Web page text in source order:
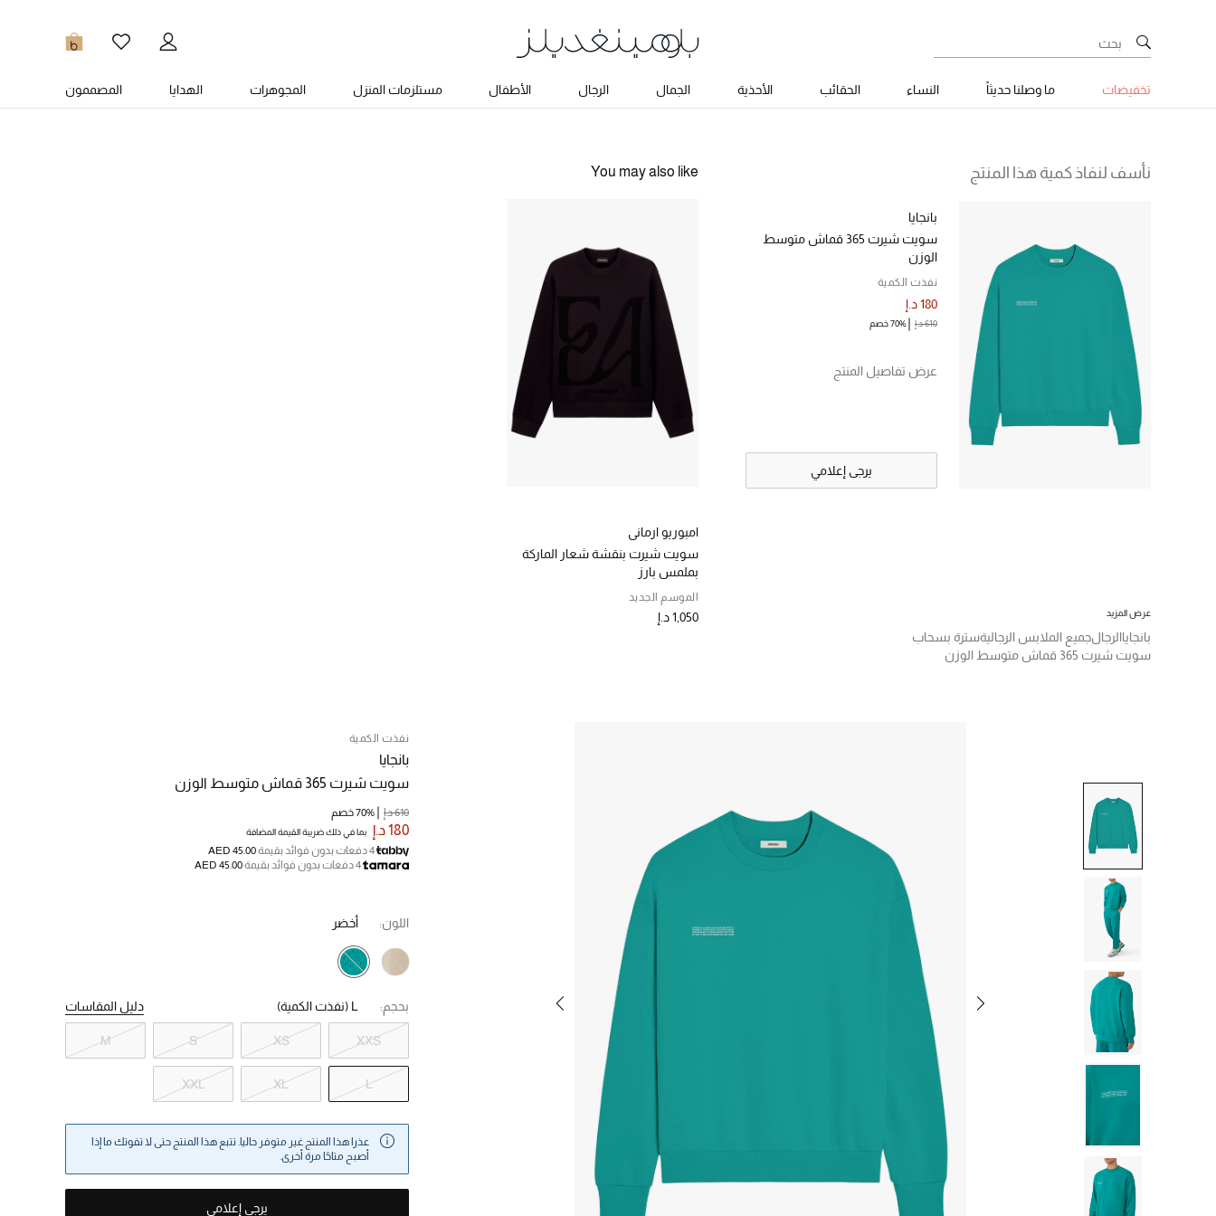
0
تخفيضات ما وصلنا حديثاً النساء الحقائب الأحذية الجمال الرجال الأطفال مستلزمات المنزل المجوهرات الهدايا المصممون
نأسف لنفاذ كمية هذا المنتج
بانجايا
سويت شيرت 365 قماش متوسط
الوزن
نفذت الكمية
180 د.إ
610 د.إ 70% خصم
عرض تفاصيل المنتج
يرجى إعلامي
عرض المزيد
بانجاياالرجالجميع الملابس الرجاليةسترة بسحاب
سويت شيرت 365 قماش متوسط الوزن
You may also like
امبوريو ارماني
سويت شيرت بنقشة شعار الماركة
بملمس بارز
الموسم الجديد
1,050 د.إ
نفذت الكمية
بانجايا
سويت شيرت 365 قماش متوسط الوزن
180 د.إ بما في ذلك ضريبة القيمة المضافة
610 د.إ 70% خصم
4 دفعات بدون فوائد بقيمة
AED 45.00
4 دفعات بدون فوائد بقيمة
AED 45.00
اللون: أخضر
بحجم: L (نفذت الكمية) دليل المقاسات
XXS
XS
S
M
L
XL
XXL
عذرا هذا المنتج غير متوفر حاليا. تتبع هذا المنتج حتى لا تفوتك ما إذا
أصبح متاحًا مرة أخرى.
يرجى إعلامي